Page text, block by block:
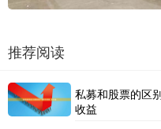
推荐阅读
私募和股票的区
收益